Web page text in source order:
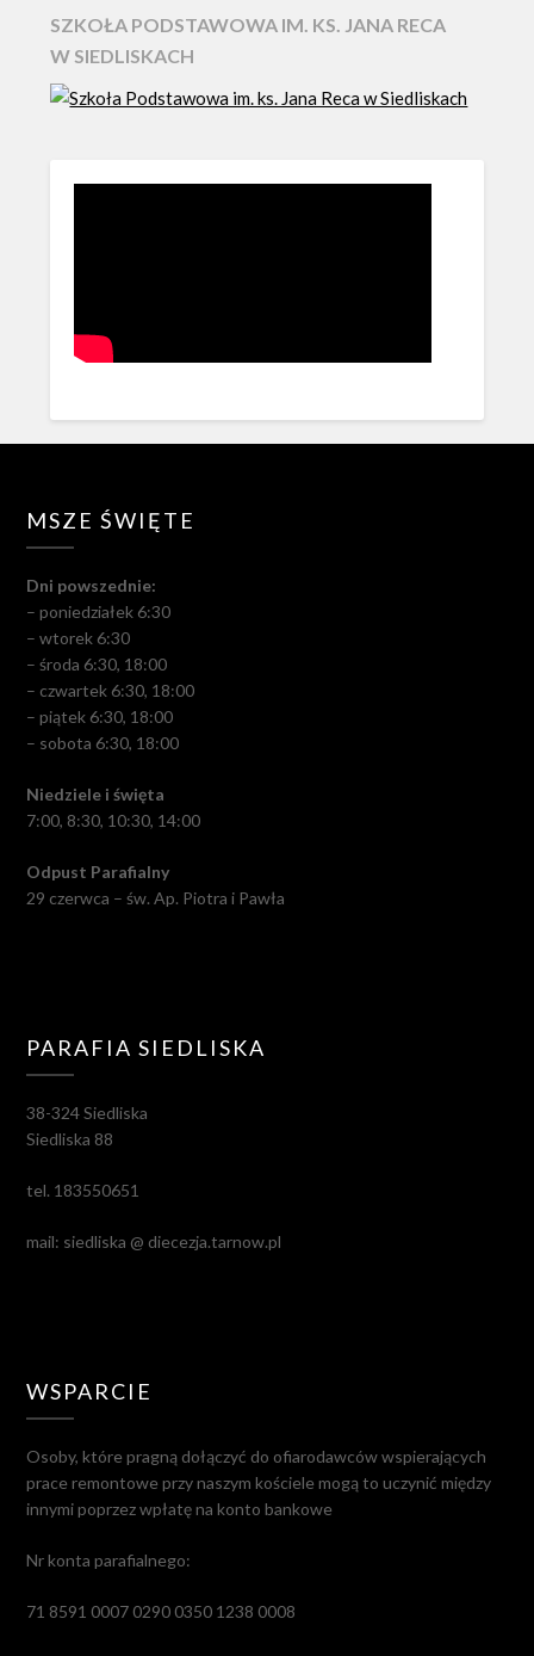
SZKOŁA PODSTAWOWA IM. KS. JANA RECA
W SIEDLISKACH
MSZE ŚWIĘTE
Dni powszednie:
– poniedziałek 6:30
– wtorek 6:30
– środa 6:30, 18:00
– czwartek 6:30, 18:00
– piątek 6:30, 18:00
– sobota 6:30, 18:00
Niedziele i święta
7:00, 8:30, 10:30, 14:00
Odpust Parafialny
29 czerwca – św. Ap. Piotra i Pawła
PARAFIA SIEDLISKA
38-324 Siedliska
Siedliska 88
tel. 183550651
mail: siedliska @ diecezja.tarnow.pl
WSPARCIE
Osoby, które pragną dołączyć do ofiarodawców wspierających
prace remontowe przy naszym kościele mogą to uczynić między
innymi poprzez wpłatę na konto bankowe
Nr konta parafialnego:
71 8591 0007 0290 0350 1238 0008